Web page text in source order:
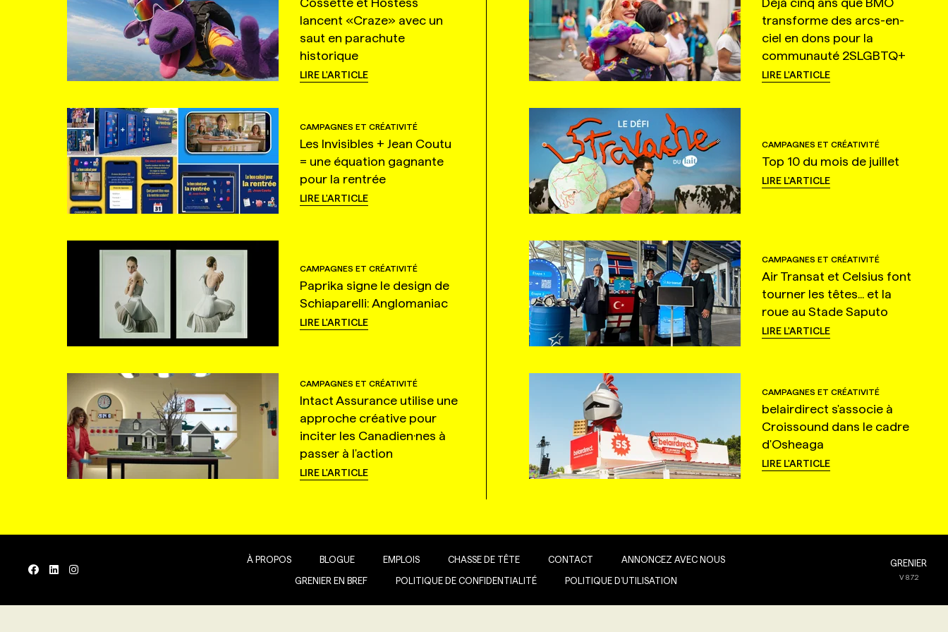
lancent «Craze» avec un
saut en parachute
historique
LIRE L'ARTICLE
transforme des arcs-en-
ciel en dons pour la
communauté 2SLGBTQ+
LIRE L'ARTICLE
CAMPAGNES ET CRÉATIVITÉ
Les Invisibles + Jean Coutu
= une équation gagnante
pour la rentrée
LIRE L'ARTICLE
CAMPAGNES ET CRÉATIVITÉ
Top 10 du mois de juillet
LIRE L'ARTICLE
CAMPAGNES ET CRÉATIVITÉ
Paprika signe le design de
Schiaparelli: Anglomaniac
LIRE L'ARTICLE
CAMPAGNES ET CRÉATIVITÉ
Air Transat et Celsius font
tourner les têtes... et la
roue au Stade Saputo
LIRE L'ARTICLE
CAMPAGNES ET CRÉATIVITÉ
Intact Assurance utilise une
approche créative pour
inciter les Canadien·nes à
passer à l'action
LIRE L'ARTICLE
CAMPAGNES ET CRÉATIVITÉ
belairdirect s'associe à
Croissound dans le cadre
d'Osheaga
LIRE L'ARTICLE
À PROPOS BLOGUE EMPLOIS CHASSE DE TÊTE CONTACT ANNONCEZ AVEC NOUS
GRENIER EN BREF POLITIQUE DE CONFIDENTIALITÉ POLITIQUE D’UTILISATION
GRENIER
V8.7.2